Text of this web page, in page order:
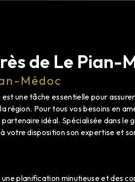
de Le Pian-
Médoc
une tâche essentielle pour
région. Pour tous vos besoins en
idéal. Spécialisée dans le
votre disposition son expertise et
planification minutieuse et des